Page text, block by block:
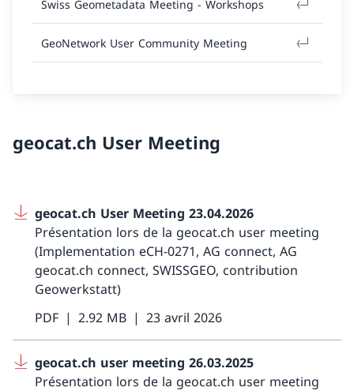
geocat.ch User Meeting
geocat.ch User Meeting 23.04.2026
Présentation lors de la geocat.ch user meeting
(Implementation eCH-0271, AG connect, AG
geocat.ch connect, SWISSGEO, contribution
Geowerkstatt)
PDF
2.92 MB 23 avril 2026
geocat.ch user meeting 26.03.2025
Présentation lors de la geocat.ch user meeting
Swiss Geometadata Meeting - Workshops
GeoNetwork User Community Meeting